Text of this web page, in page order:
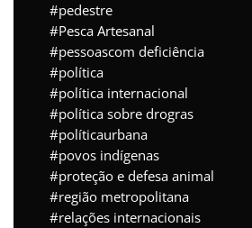
pedestre
Pesca Artesanal
pessoascom deficiência
política
política internacional
política sobre drogras
políticaurbana
povos indígenas
proteção e defesa animal
região metropolitana
relações internacionais